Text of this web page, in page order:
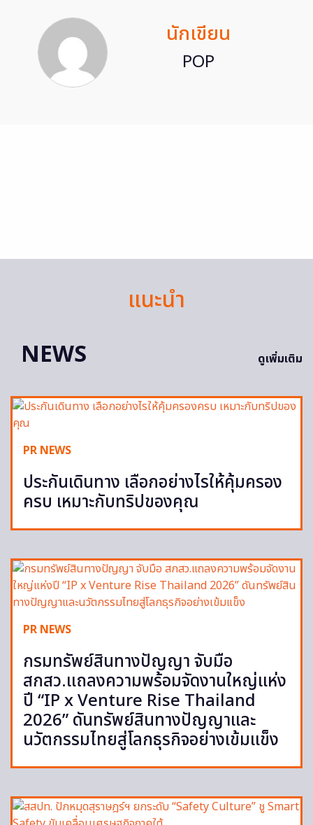
นักเขียน
POP
แนะนำ
NEWS
ดูเพิ่มเติม
PR NEWS
ประกันเดินทาง เลือกอย่างไรให้คุ้มครอง
ครบ เหมาะกับทริปของคุณ
PR NEWS
กรมทรัพย์สินทางปัญญา จับมือ
สกสว.แถลงความพร้อมจัดงานใหญ่แห่ง
ปี “IP x Venture Rise Thailand
2026” ดันทรัพย์สินทางปัญญาและ
นวัตกรรมไทยสู่โลกธุรกิจอย่างเข้มแข็ง